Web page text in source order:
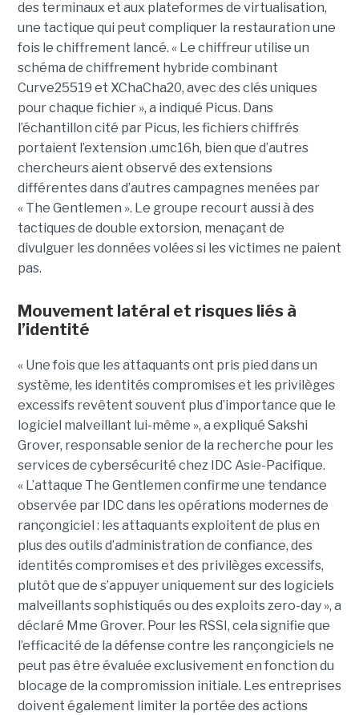
des terminaux et aux plateformes de virtualisation,
une tactique qui peut compliquer la restauration une
fois le chiffrement lancé. « Le chiffreur utilise un
schéma de chiffrement hybride combinant
Curve25519 et XChaCha20, avec des clés uniques
pour chaque fichier », a indiqué Picus. Dans
l’échantillon cité par Picus, les fichiers chiffrés
portaient l’extension .umc16h, bien que d’autres
chercheurs aient observé des extensions
différentes dans d’autres campagnes menées par
« The Gentlemen ». Le groupe recourt aussi à des
tactiques de double extorsion, menaçant de
divulguer les données volées si les victimes ne paient
pas.
Mouvement latéral et risques liés à
l’identité
« Une fois que les attaquants ont pris pied dans un
système, les identités compromises et les privilèges
excessifs revêtent souvent plus d’importance que le
logiciel malveillant lui-même », a expliqué Sakshi
Grover, responsable senior de la recherche pour les
services de cybersécurité chez IDC Asie-Pacifique.
« L’attaque The Gentlemen confirme une tendance
observée par IDC dans les opérations modernes de
rançongiciel : les attaquants exploitent de plus en
plus des outils d’administration de confiance, des
identités compromises et des privilèges excessifs,
plutôt que de s’appuyer uniquement sur des logiciels
malveillants sophistiqués ou des exploits zero-day », a
déclaré Mme Grover. Pour les RSSI, cela signifie que
l’efficacité de la défense contre les rançongiciels ne
peut pas être évaluée exclusivement en fonction du
blocage de la compromission initiale. Les entreprises
doivent également limiter la portée des actions